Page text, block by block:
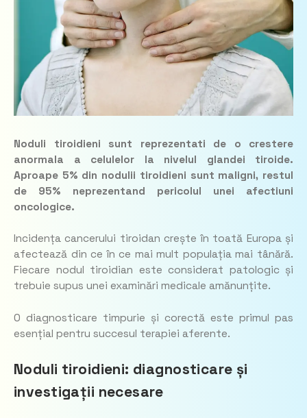
Noduli tiroidieni sunt reprezentati de o crestere
anormala a celulelor la nivelul glandei tiroide.
Aproape 5% din nodulii tiroidieni sunt maligni, restul
de 95% neprezentand pericolul unei afectiuni
oncologice.
Incidența cancerului tiroidan crește în toată Europa și
afectează din ce în ce mai mult populația mai tânără.
Fiecare nodul tiroidian este considerat patologic și
trebuie supus unei examinări medicale amănunțite.
O diagnosticare timpurie și corectă este primul pas
esențial pentru succesul terapiei aferente.
Noduli tiroidieni: diagnosticare și
investigații necesare